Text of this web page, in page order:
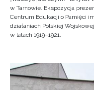
w Tarnowie. Ekspozycja
Centrum Edukacji o Pamięci
działaniach Polskiej
w latach 1919–1921.